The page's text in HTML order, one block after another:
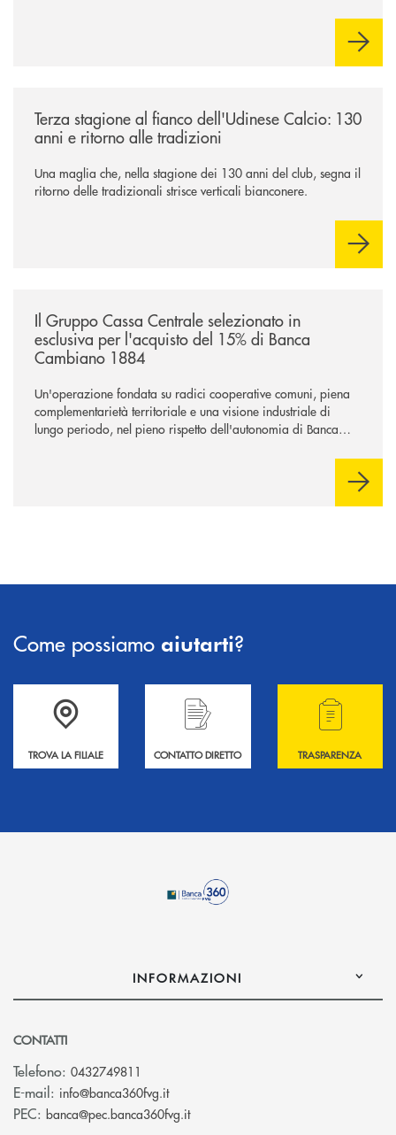
comuni e sulla prossimità ai territori, per ampliare l’offerta e
Terza stagione al fianco dell'Udinese Calcio: 130
anni e ritorno alle tradizioni
Una maglia che, nella stagione dei 130 anni del club, segna il
ritorno delle tradizionali strisce verticali bianconere.
Il Gruppo Cassa Centrale selezionato in
esclusiva per l'acquisto del 15% di Banca
Cambiano 1884
Un'operazione fondata su radici cooperative comuni, piena
complementarietà territoriale e una visione industriale di
lungo periodo, nel pieno rispetto dell'autonomia di Banca
negoziazione esclusiva per la finalizzazione dell’operazione.
Come possiamo aiutarti?
Accedi all' elenco completo delle filiali .
TROVA LA FILIALE
Hai bisogno di informazioni? Contattaci !
CONTATTO DIRETTO
Hai bisogno di
TRASPARENZA
INFORMAZIONI
CONTATTI
Telefono: 0432749811
E-mail: info@banca360fvg.it(si apre l’app di posta elettronica)
PEC: banca@pec.banca360fvg.it(si apre l’app di posta elettronica)